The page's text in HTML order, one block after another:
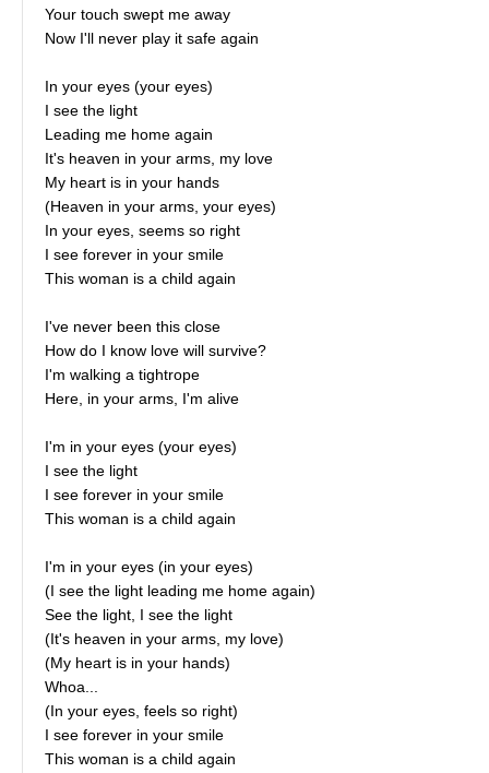
Your touch swept me away
Now I'll never play it safe again
In your eyes (your eyes)
I see the light
Leading me home again
It's heaven in your arms, my love
My heart is in your hands
(Heaven in your arms, your eyes)
In your eyes, seems so right
I see forever in your smile
This woman is a child again
I've never been this close
How do I know love will survive?
I'm walking a tightrope
Here, in your arms, I'm alive
I'm in your eyes (your eyes)
I see the light
I see forever in your smile
This woman is a child again
I'm in your eyes (in your eyes)
(I see the light leading me home again)
See the light, I see the light
(It's heaven in your arms, my love)
(My heart is in your hands)
Whoa...
(In your eyes, feels so right)
I see forever in your smile
This woman is a child again